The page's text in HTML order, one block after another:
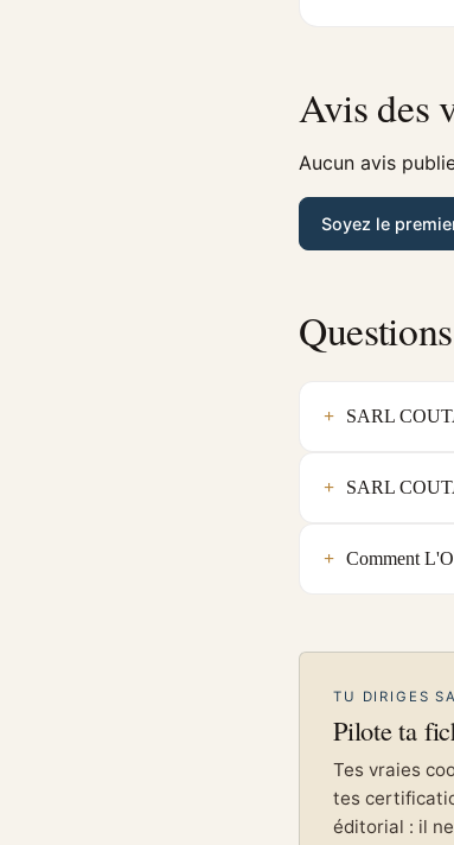
Avis des
Aucun avis
Soyez le
SARL
SARL
Comment
TU DIRIGES
Pilote ta
Tes vraies
tes
éditorial : il